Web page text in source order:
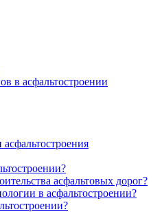
в асфальтостроении
асфальтовых дорог?
в асфальтостроении?